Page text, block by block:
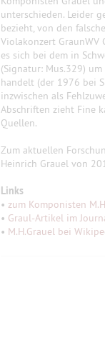
unterschieden. Leider
bezieht, von den
Violakonzert GraunWV
es sich bei dem in
(Signatur: Mus.329)
handelt (der 1976 bei
inzwischen als
Abschriften zieht Fine
Quellen.
Zum aktuellen
Heinrich Grauel von
Links
• zum Komponisten
• Graul-Artikel im
• M.H.Grauel bei